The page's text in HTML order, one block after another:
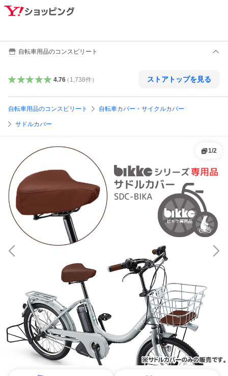
自転車用品のコンスピリート
4.76（ 1,738件） ストアトップを見る
自転車用品のコンスピリート 自転車カバー・サイクルカバー
サドルカバー
1/2